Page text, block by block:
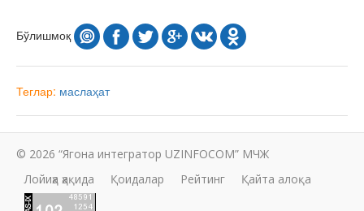
Бўлишмоқ
Теглар: маслаҳат
© 2026 “Ягона интегратор UZINFOCOM” МЧЖ
Лойиҳа ҳақида
Қоидалар Рейтинг Қайта алоқа